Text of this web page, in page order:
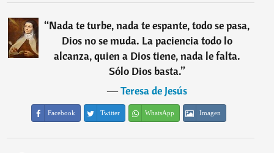
“Nada te turbe, nada te espante, todo se pasa,
Dios no se muda. La paciencia todo lo
alcanza, quien a Dios tiene, nada le falta.
Sólo Dios basta.”
―Teresa de Jesús
Facebook Twitter WhatsApp Imagen